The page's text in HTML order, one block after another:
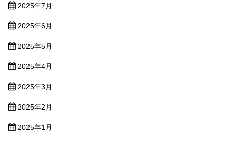
2025年7月
2025年6月
2025年5月
2025年4月
2025年3月
2025年2月
2025年1月